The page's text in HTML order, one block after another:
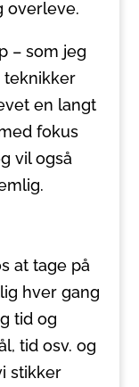
overleve.
– som jeg
en langt
fokus
vil også
at tage på
hver gang
tid og
tid osv. og
stikker